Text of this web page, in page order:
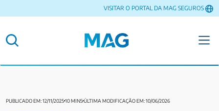
VISITAR O PORTAL DA MAG SEGUROS
PUBLICADO EM: 12/11/202510 MINSÚLTIMA MODIFICAÇÃO EM: 10/06/2026